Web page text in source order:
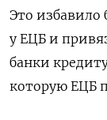
Это избавило
у ЕЦБ и
банки
которую ЕЦБ